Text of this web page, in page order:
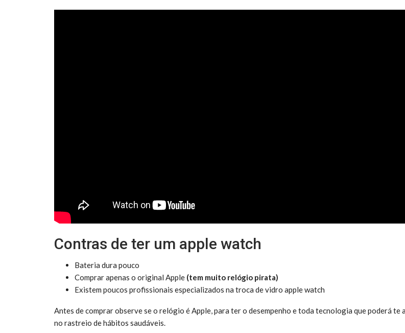
Contras de ter um apple watch
Bateria dura pouco
Comprar apenas o original Apple (tem muito relógio pirata)
Existem poucos profissionais especializados na troca de vidro apple watch
Antes de comprar observe se o relógio é Apple, para ter o desempenho e toda tecnologia que poderá te
no rastreio de hábitos saudáveis.